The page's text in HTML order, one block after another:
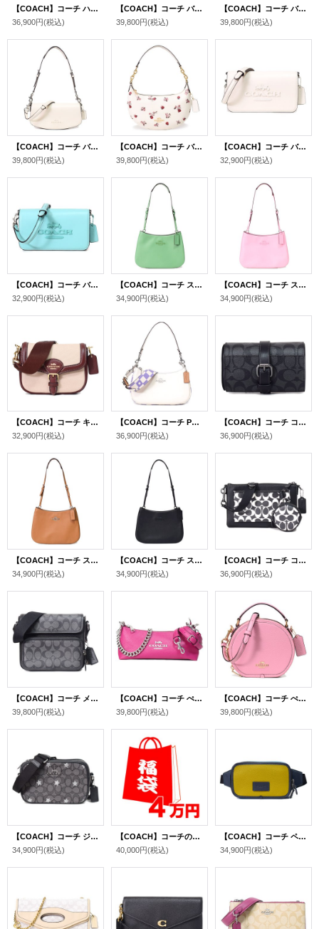
【COACH】コーチ ハンドバッグ ペブルレザー シグネチャー カルメン ミニ 2way チェーン クロスボディ 斜め掛け ショルダーバッグ チャークマルチ（日本未発売）
36,900円(税込)
【COACH】コーチ バッグ カーフレザー アンドレア スモール ロゴ フラップ クロスボディ 3WAY クラッチ ショルダー ハンドバッグ ブラック（日本未発売）
39,800円(税込)
【COACH】コーチ バッグ コーティングキャンバス クロスグレインレザー シグネチャー クレア チェーン クロスボディ 2way 斜め掛け ショルダー バッグ ライトカーキ×ライトサドル（日本未発売）
39,800円(税込)
【COACH】コーチ バッグ カーフレザー アンドレア スモール ロゴ フラップ クロスボディ 3WAY クラッチ ショルダー ハンドバッグ チャーク（日本未発売）
39,800円(税込)
【COACH】コーチ バッグ レザー てんとう虫 フローラル ロゴ プリント ペイトン ホーボー ショルダー ハンドバッグ チャークマルチ(日本未発売）
39,800円(税込)
【COACH】コーチ バッグ スムースレザー トニー ロゴ フラップ 2WAY クラッチ クロスボディー 斜めがけ ショルダーバッグ チャーク（日本未発売）
32,900円(税込)
【COACH】コーチ バッグ スムースレザー トニー ロゴ フラップ 2WAY クラッチ クロスボディー 斜めがけ ショルダーバッグ フェイディドブルー（日本未発売）
32,900円(税込)
【COACH】コーチ スムースレザー ペネロペ ロゴ スリム ショルダー ハンドバッグ ソフトグリーン (日本未発売）
34,900円(税込)
【COACH】コーチ スムースレザー ペネロペ ロゴ スリム ショルダー ハンドバッグ フラワーピンク(日本未発売）
34,900円(税込)
【COACH】コーチ キャンバス レザー アメリア サドル スモール ショルダー 2way クロスボディ 斜めがけ バッグ ナチュラルマルチ（日本未発売）
32,900円(税込)
【COACH】コーチ PVC レザー チェッカーボード プリント テリ ロゴ 2way クロスボディ 斜め掛け ショルダー ハンド バッグ ライトバイオレット×チャーク（日本未発売）
36,900円(税込)
【COACH】コーチ コーティングキャンバス レザー シグネチャー バックル ウォッチ ロール 腕時計 ケース チャコール×ブラック〔日本未発売〕
36,900円(税込)
【COACH】コーチ スムースレザー ペネロペ ロゴ ショルダー ハンドバッグ ライトサドル(日本未発売）
34,900円(税込)
【COACH】コーチ スムースレザー ペネロペ ロゴ スリム ショルダー ハンドバッグ ブラック(日本未発売）
34,900円(税込)
【COACH】コーチ コーティングキャンバス レザー シグネチャー ホールデン コインケース付き クロスボディ 斜め掛け ショルダーバッグ ブラック×チャーク（日本未発売）
36,900円(税込)
【COACH】コーチ メンズ コーティングキャンバス レザー シグネチャー サリバン クロスボディ フラップ メッセンジャー カメラ 斜め掛け ショルダーバッグ ブラック×チャコール〔日本未発売〕
39,800円(税込)
【COACH】コーチ ぺブルレザー シャーロット クロスボディ チェーン 3WAY ショルダー 斜め掛け クラッチ ハンドバッグ ブライトバイオレット（日本未発売）
39,800円(税込)
【COACH】コーチ ぺブルレザー キャンティーン ロゴ 丸型 ダブルジップ クロスボディ 2way ハンドバッグ ショルダーバッグ トゥルーピンク（日本未発売）
39,800円(税込)
【COACH】コーチ ジャガード レザー シグネチャー 星 スター ジェイミー ミニ カメラバッグ クロスボディー ショルダーバッグ スモーク×ブラックマルチ（日本未発売）
34,900円(税込)
【COACH】コーチの超お得レディース福袋〔4万円〕（送料無料）
40,000円(税込)
【COACH】コーチ ペブルレザー ワイアット カラーブロック ベルトバッグ 2way ワンショルダー バックパック ウエスト ボディバッグ シトロンマルチ〔日本未発売〕
34,900円(税込)